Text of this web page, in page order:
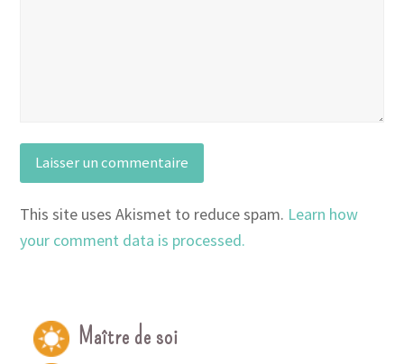
This site uses Akismet to reduce spam. Learn how
your comment data is processed.
Maître de soi